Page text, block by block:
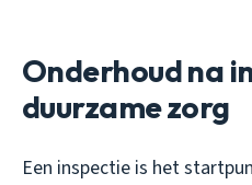
Onderhoud na
duurzame zorg
Een inspectie is het